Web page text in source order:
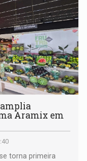
amplia
Aramix em
torna primeira